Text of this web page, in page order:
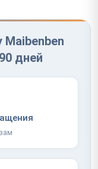
Maibenben
дней